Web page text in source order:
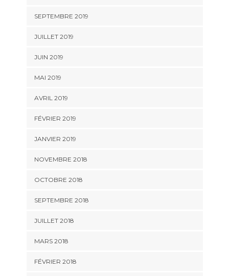
SEPTEMBRE 2019
JUILLET 2019
JUIN 2019
MAI 2019
AVRIL 2019
FÉVRIER 2019
JANVIER 2019
NOVEMBRE 2018
OCTOBRE 2018
SEPTEMBRE 2018
JUILLET 2018
MARS 2018
FÉVRIER 2018